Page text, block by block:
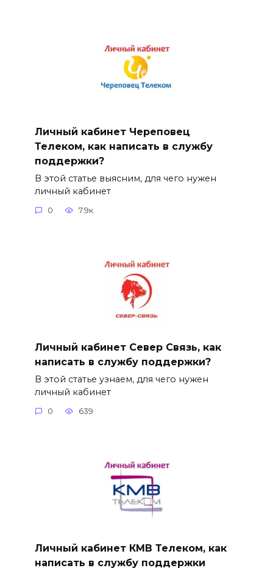
Личный кабинет Череповец
Телеком, как написать в службу
поддержки?
В этой статье выясним, для чего нужен
личный кабинет
0 7.9к.
Личный кабинет Север Связь, как
написать в службу поддержки?
В этой статье узнаем, для чего нужен
личный кабинет
0 639
Личный кабинет КМВ Телеком, как
написать в службу поддержки